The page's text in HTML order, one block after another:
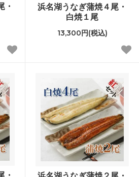
・
浜名湖うなぎ蒲焼４尾・
白焼１尾
13,300円(税込)
・